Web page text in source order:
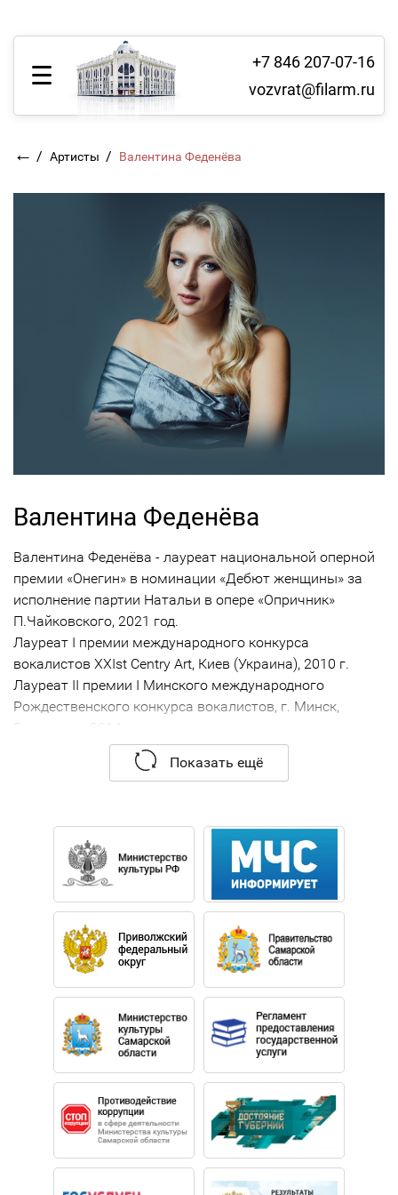
+7 846 207-07-16
vozvrat@filarm.ru
← / Артисты / Валентина Феденёва
Валентина Феденёва
Валентина Феденёва - лауреат национальной оперной
премии «Онегин» в номинации «Дебют женщины» за
исполнение партии Натальи в опере «Опричник»
П.Чайковского, 2021 год.
Лауреат I премии международного конкурса
вокалистов XXIst Centry Art, Киев (Украина), 2010 г.
Лауреат II премии I Минского международного
Рождественского конкурса вокалистов, г. Минск,
Беларусия, 2014 г.
Дипломант, специальный приз XXIV Собиновского
конкурса вокалистов, призеров Всероссийских и
фестиваля-конкурса им.Г.Отса, 2019 г.
Обладательница специального приза-премии I
Минского международного Рождественского конкурса
вокалистов 2014 г., выступление на сцене Концертного
зала им.А.Брукнера, г.Линц (Австрия).
Валентина Феденёва закончила Донецкое
музыкальное училище, по специальности кларнет в
2001 году. В 2007 г. закончила Донецкую
государственную музыкальную Академию им. С.
Прокофьева (академический вокал), педагог
н.а.Украины, профессор Н.Момот.
Будучи студенткой музыкальной академии, начала
работать в Донецком академическом
государственном театре оперы и балета им. А.
Соловьяненко, исполнив партии: Папагены и Первой
Показать ещё